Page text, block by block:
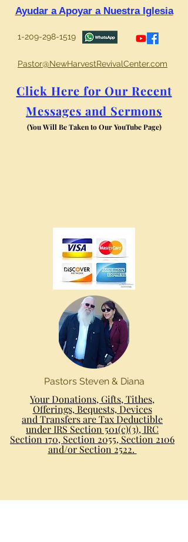
Ayudar a Apoyar a Nuestra Iglesia
1-209-298-1519
Pastor@NewHarvestRevivalCenter.com
Click Here for Our Recent
Messages and Sermons
(You Will Be Taken to Our YouTube Page)
Pastors Steven & Diana
Your Donations, Gifts, Tithes,
Offerings, Bequests, Devices
and Transfers are Tax Deductible
under IRS Section 501(c)(3), IRC
Section 170, Section 2055, Section 2106
and/or Section 2522.